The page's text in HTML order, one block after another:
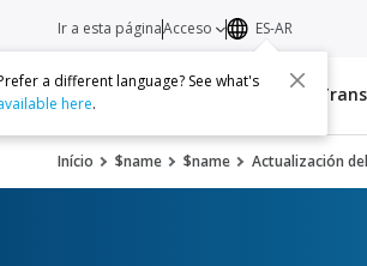
Servicios
Ir a esta páginaAcceso ES-AR
a different language? See what's
here.
Início $name $name Actualización